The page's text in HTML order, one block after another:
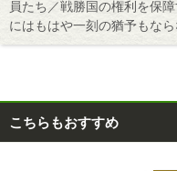
員たち／戦勝国の権利を保
にはもはや一刻の猶予もな
こちらもおすすめ